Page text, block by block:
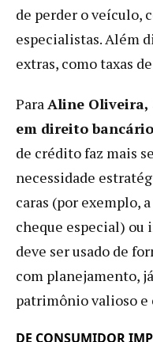
de perder o veículo,
especialistas. Além
extras, como taxas
ParaAline Oliveira,
em direito
de crédito faz mais
necessidade
caras (por exemplo,
cheque especial) ou
deve ser usado de
com planejamento,
patrimônio valioso e
DE CONSUMIDOR